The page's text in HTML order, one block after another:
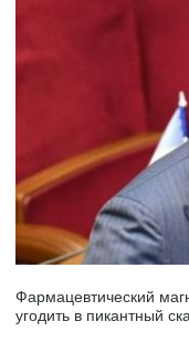
Фармацевтический
угодить в пикантный